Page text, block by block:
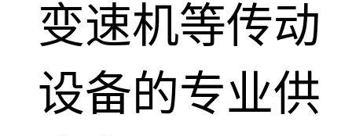
变速机等传动
设备的专业供